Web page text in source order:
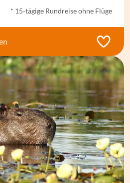
* 15-tägige Rundreise ohne Flüge